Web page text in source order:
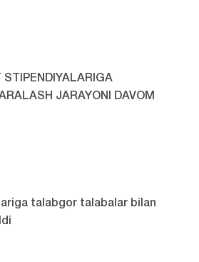
STIPENDIYALARIGA
JARAYONI DAVOM
talabgor talabalar bilan